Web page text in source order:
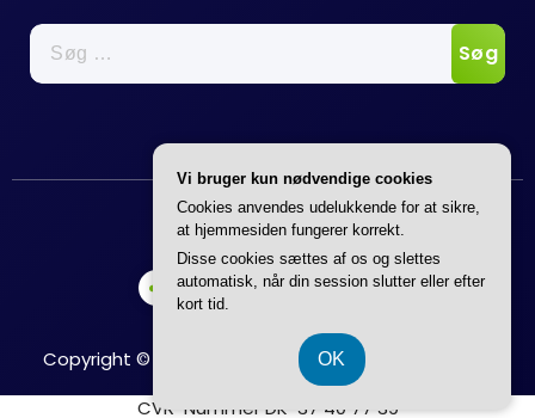
Søg
efter:
Annonce
Copyright © 2026 Boligkatalog | Powered by
CVR-Nummer DK-37 40 77 39
Vi bruger kun nødvendige cookies
Cookies anvendes udelukkende for at sikre,
at hjemmesiden fungerer korrekt.
Disse cookies sættes af os og slettes
automatisk, når din session slutter eller efter
kort tid.
OK